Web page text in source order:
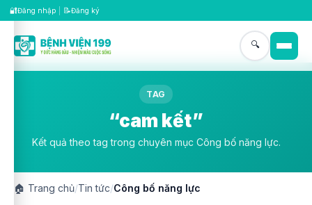
🔐Đăng nhập 📝Đăng ký
🔍
TAG
“cam kết”
Kết quả theo tag trong chuyên mục Công bố năng lực.
🏠 Trang chủ/Tin tức/Công bố năng lực